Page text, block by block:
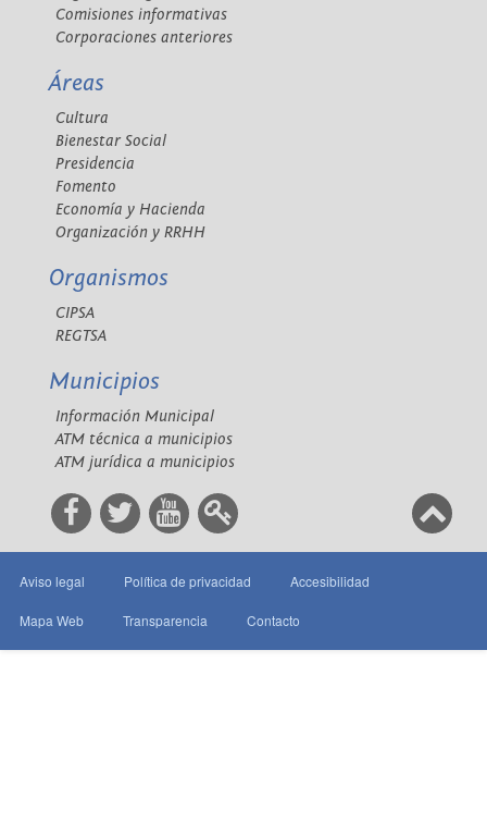
Comisiones informativas
Corporaciones anteriores
Áreas
Cultura
Bienestar Social
Presidencia
Fomento
Economía y Hacienda
Organización y RRHH
Organismos
CIPSA
REGTSA
Municipios
Información Municipal
ATM técnica a municipios
ATM jurídica a municipios
Aviso legal Política de privacidad Accesibilidad
Mapa Web Transparencia Contacto